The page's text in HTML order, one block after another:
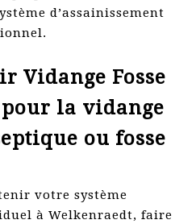
d’assainissement
Vidange Fosse
la vidange
ou fosse
votre système
à Welkenraedt, faire